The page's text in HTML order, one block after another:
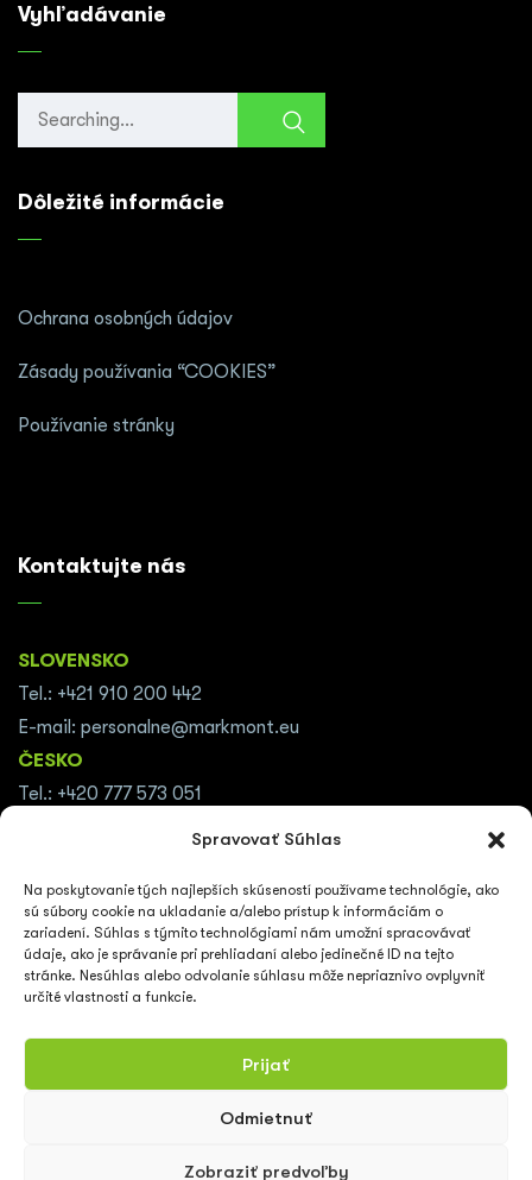
Spravovať Súhlas
Na poskytovanie tých najlepších skúseností používame technológie, ako
sú súbory cookie na ukladanie a/alebo prístup k informáciám o
zariadení. Súhlas s týmito technológiami nám umožní spracovávať
údaje, ako je správanie pri prehliadaní alebo jedinečné ID na tejto
stránke. Nesúhlas alebo odvolanie súhlasu môže nepriaznivo ovplyvniť
určité vlastnosti a funkcie.
Prijať
Odmietnuť
Zobraziť predvoľby
Vyhľadávanie
Dôležité informácie
Ochrana osobných údajov
Zásady používania “COOKIES”
Používanie stránky
Kontaktujte nás
SLOVENSKO
Tel.: +421 910 200 442
E-mail: personalne@markmont.eu
ČESKO
Tel.: +420 777 573 051
Tel.: +43 (0676) 375 1255
E-mail:thomas.wolter@markmont.at
NEMECKO
Tel.: +49 152 5903 3211